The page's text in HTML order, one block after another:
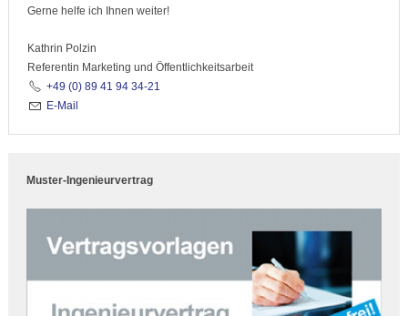
Gerne helfe ich Ihnen weiter!
Kathrin Polzin
Referentin Marketing und Öffentlichkeitsarbeit
+49 (0) 89 41 94 34-21
E-Mail
Muster-Ingenieurvertrag